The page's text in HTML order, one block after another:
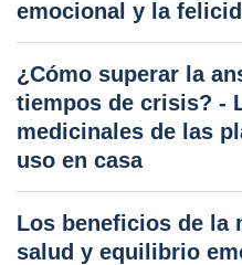
emocional y la
¿Cómo superar la
tiempos de crisis? -
medicinales de las
uso en casa
Los beneficios de la
salud y equilibrio